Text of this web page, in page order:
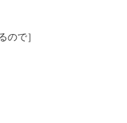
ので］